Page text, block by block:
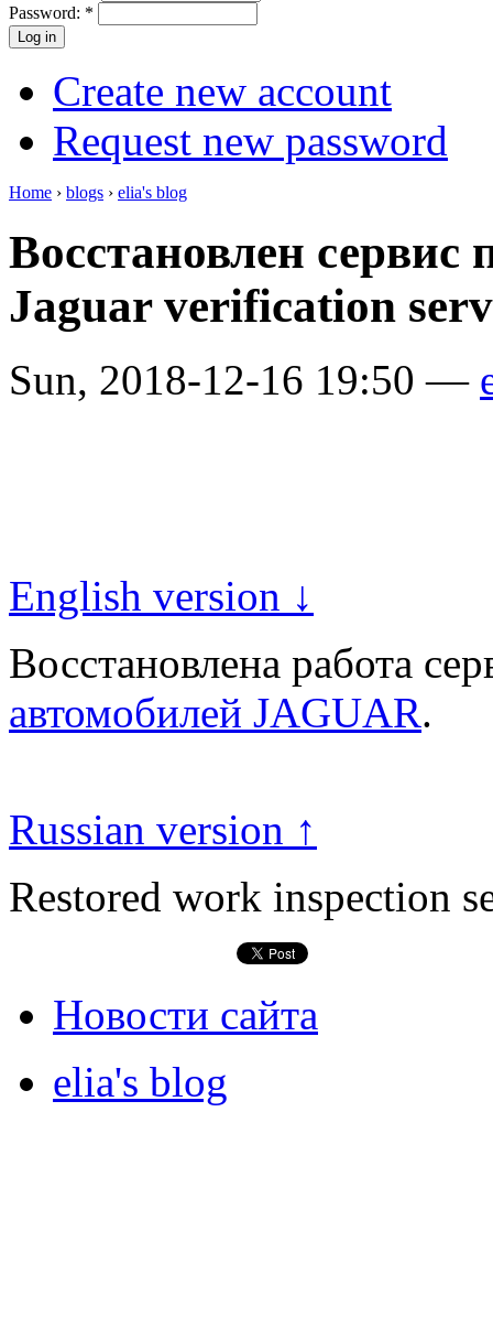
Password: *
Create new account
Request new password
Home › blogs › elia's blog
Восстановлен сервис
Jaguar verification
Sun, 2018-12-16 19:50 —
English version ↓
Восстановлена работа
автомобилей JAGUAR.
Russian version ↑
Restored work inspection
Новости сайта
elia's blog